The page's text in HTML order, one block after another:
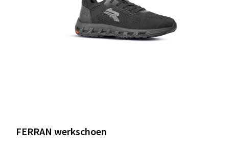
FERRAN werkschoen